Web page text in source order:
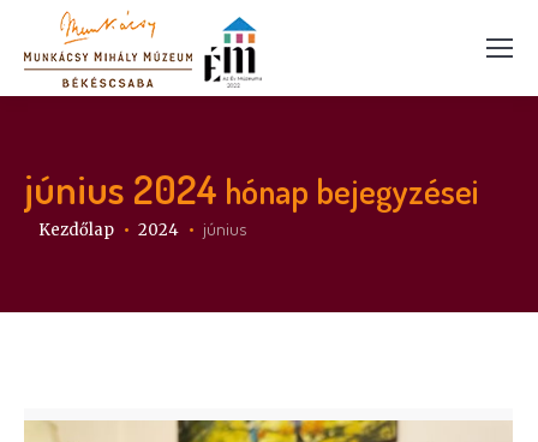
június 2024 hónap bejegyzései
Itt vagy:
Kezdőlap 2024 június